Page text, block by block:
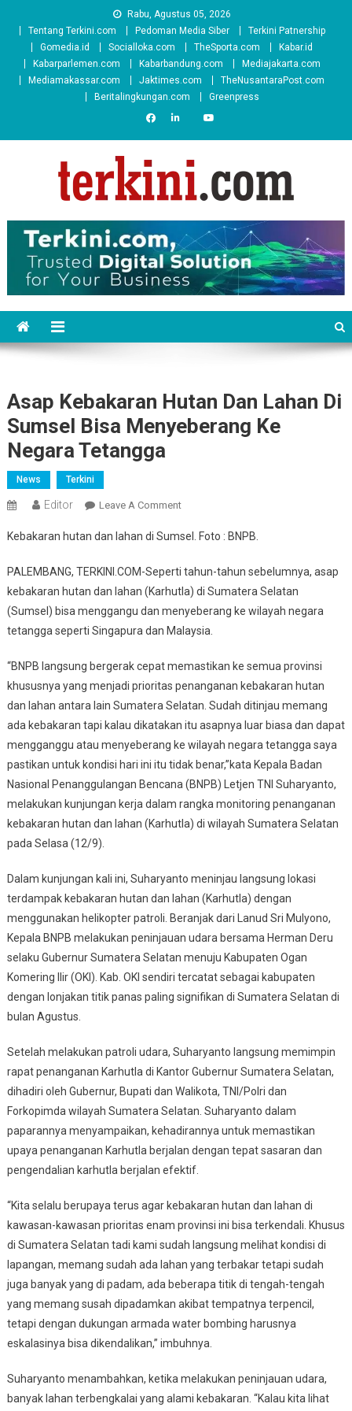
Rabu, Agustus 05, 2026
Tentang Terkini.com
Pedoman Media Siber
Terkini Patnership
Gomedia.id
Socialloka.com TheSporta.com
Kabar.id
Kabarparlemen.com
Kabarbandung.com
Mediajakarta.com
Mediamakassar.com
Jaktimes.com
TheNusantaraPost.com
Beritalingkungan.com
Greenpress
Asap Kebakaran Hutan Dan Lahan Di
Sumsel Bisa Menyeberang Ke
Negara Tetangga
News Terkini
Editor Leave A CommentOn
Kebakaran
Dan
Lahan
Di
Sumsel
Menyeberang
Ke
Negara
Tetangga
Kebakaran hutan dan lahan di Sumsel. Foto : BNPB.
PALEMBANG, TERKINI.COM-Seperti tahun-tahun sebelumnya, asap
kebakaran hutan dan lahan (Karhutla) di Sumatera Selatan
(Sumsel) bisa menggangu dan menyeberang ke wilayah negara
tetangga seperti Singapura dan Malaysia.
“BNPB langsung bergerak cepat memastikan ke semua provinsi
khususnya yang menjadi prioritas penanganan kebakaran hutan
dan lahan antara lain Sumatera Selatan. Sudah ditinjau memang
ada kebakaran tapi kalau dikatakan itu asapnya luar biasa dan dapat
mengganggu atau menyeberang ke wilayah negara tetangga saya
pastikan untuk kondisi hari ini itu tidak benar,”kata Kepala Badan
Nasional Penanggulangan Bencana (BNPB) Letjen TNI Suharyanto,
melakukan kunjungan kerja dalam rangka monitoring penanganan
kebakaran hutan dan lahan (Karhutla) di wilayah Sumatera Selatan
pada Selasa (12/9).
Dalam kunjungan kali ini, Suharyanto meninjau langsung lokasi
terdampak kebakaran hutan dan lahan (Karhutla) dengan
menggunakan helikopter patroli. Beranjak dari Lanud Sri Mulyono,
Kepala BNPB melakukan peninjauan udara bersama Herman Deru
selaku Gubernur Sumatera Selatan menuju Kabupaten Ogan
Komering Ilir (OKI). Kab. OKI sendiri tercatat sebagai kabupaten
dengan lonjakan titik panas paling signifikan di Sumatera Selatan di
bulan Agustus.
Setelah melakukan patroli udara, Suharyanto langsung memimpin
rapat penanganan Karhutla di Kantor Gubernur Sumatera Selatan,
dihadiri oleh Gubernur, Bupati dan Walikota, TNI/Polri dan
Forkopimda wilayah Sumatera Selatan. Suharyanto dalam
paparannya menyampaikan, kehadirannya untuk memastikan
upaya penanganan Karhutla berjalan dengan tepat sasaran dan
pengendalian karhutla berjalan efektif.
“Kita selalu berupaya terus agar kebakaran hutan dan lahan di
kawasan-kawasan prioritas enam provinsi ini bisa terkendali. Khusus
di Sumatera Selatan tadi kami sudah langsung melihat kondisi di
lapangan, memang sudah ada lahan yang terbakar tetapi sudah
juga banyak yang di padam, ada beberapa titik di tengah-tengah
yang memang susah dipadamkan akibat tempatnya terpencil,
tetapi dengan dukungan armada water bombing harusnya
eskalasinya bisa dikendalikan,” imbuhnya.
Suharyanto menambahkan, ketika melakukan peninjauan udara,
banyak lahan terbengkalai yang alami kebakaran. “Kalau kita lihat